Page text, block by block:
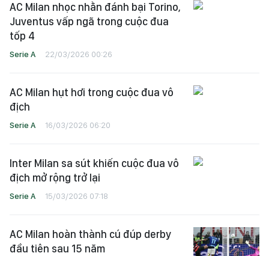
AC Milan nhọc nhằn đánh bại Torino,
Juventus vấp ngã trong cuộc đua
tốp 4
Serie A 22/03/2026 00:26
AC Milan hụt hơi trong cuộc đua vô
địch
Serie A 16/03/2026 06:20
Inter Milan sa sút khiến cuộc đua vô
địch mở rộng trở lại
Serie A 15/03/2026 07:18
AC Milan hoàn thành cú đúp derby
đầu tiên sau 15 năm